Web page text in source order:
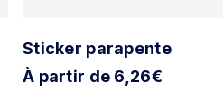
Sticker parapente
À partir de 6,26€